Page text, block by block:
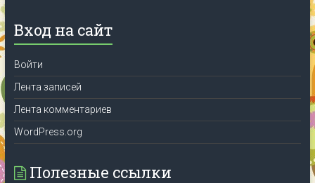
Вход на сайт
Войти
Лента записей
Лента комментариев
WordPress.org
Полезные ссылки